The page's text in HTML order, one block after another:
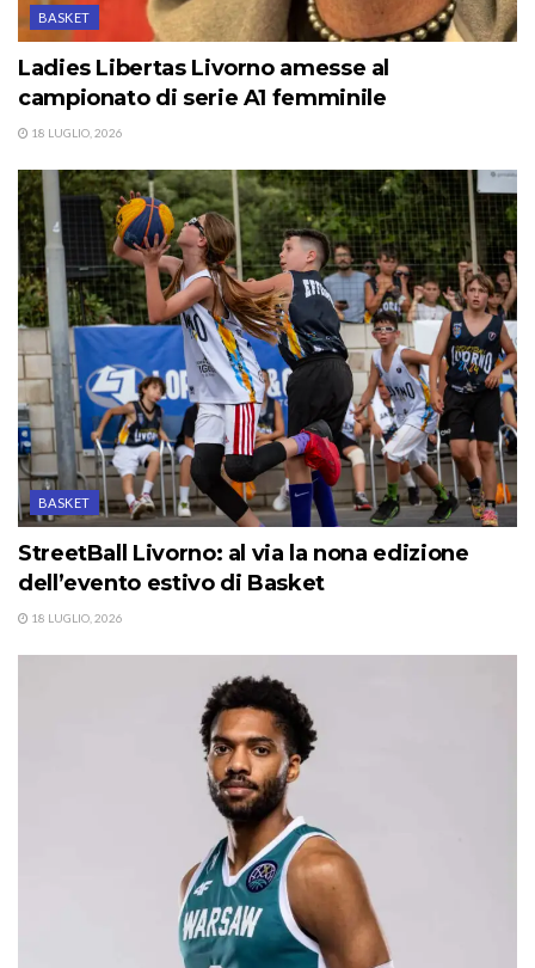
BASKET
Ladies Libertas Livorno amesse al
campionato di serie A1 femminile
18 LUGLIO, 2026
BASKET
StreetBall Livorno: al via la nona edizione
dell’evento estivo di Basket
18 LUGLIO, 2026